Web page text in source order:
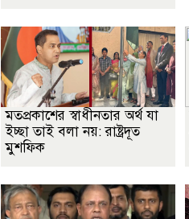
মতপ্রকাশের স্বাধীনতার অর্থ যা
ইচ্ছা তাই বলা নয়: রাষ্ট্রদূত
মুশফিক